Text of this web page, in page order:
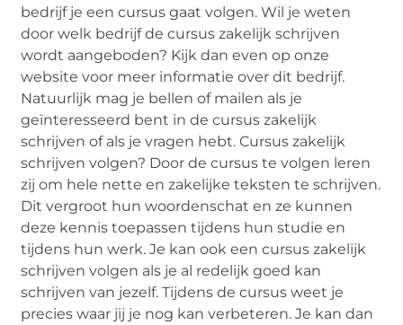
bedrijf je een cursus gaat volgen. Wil je weten
door welk bedrijf de cursus zakelijk schrijven
wordt aangeboden? Kijk dan even op onze
website voor meer informatie over dit bedrijf.
Natuurlijk mag je bellen of mailen als je
geïnteresseerd bent in de cursus zakelijk
schrijven of als je vragen hebt. Cursus zakelijk
schrijven volgen? Door de cursus te volgen leren
zij om hele nette en zakelijke teksten te schrijven.
Dit vergroot hun woordenschat en ze kunnen
deze kennis toepassen tijdens hun studie en
tijdens hun werk. Je kan ook een cursus zakelijk
schrijven volgen als je al redelijk goed kan
schrijven van jezelf. Tijdens de cursus weet je
precies waar jij je nog kan verbeteren. Je kan dan